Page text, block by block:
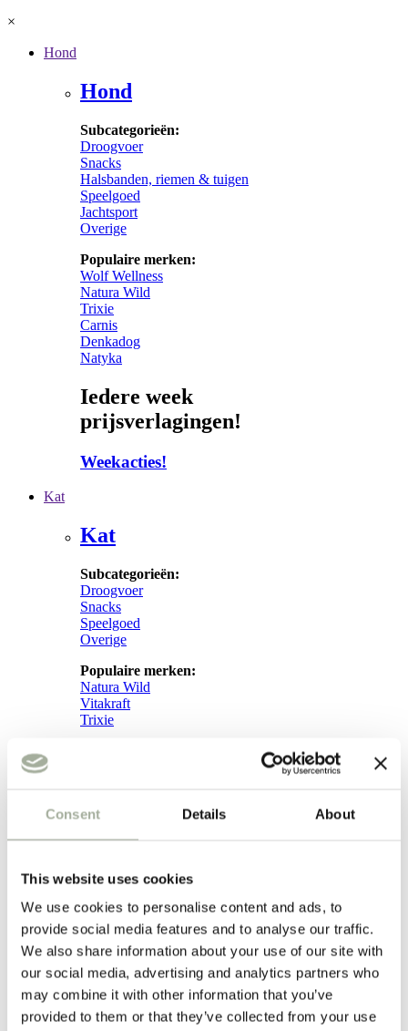
Consent Details About
This website uses cookies
We use cookies to personalise content and ads, to
provide social media features and to analyse our traffic.
We also share information about your use of our site with
our social media, advertising and analytics partners who
may combine it with other information that you’ve
provided to them or that they’ve collected from your use
×
Hond
Hond
Subcategorieën:
Droogvoer
Snacks
Halsbanden, riemen & tuigen
Speelgoed
Jachtsport
Overige
Populaire merken:
Wolf Wellness
Natura Wild
Trixie
Carnis
Denkadog
Natyka
Iedere week
prijsverlagingen!
Weekacties!
Kat
Kat
Subcategorieën:
Droogvoer
Snacks
Speelgoed
Overige
Populaire merken:
Natura Wild
Vitakraft
Trixie
Weekacties!
Verzorging
Subcategorieën:
Hond
Vacht
Apotheek
Kat